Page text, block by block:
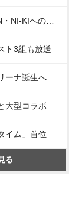
ト3組も放送
ーナ誕生へ
大型コラボ
イム」首位
る